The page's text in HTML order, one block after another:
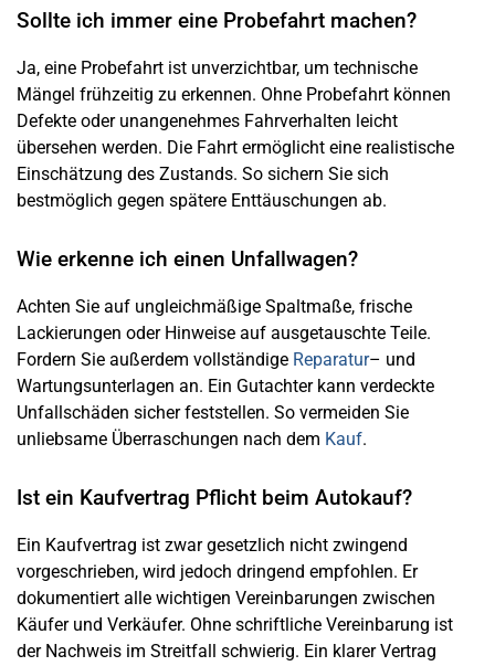
Sollte ich immer eine Probefahrt machen?
Ja, eine Probefahrt ist unverzichtbar, um technische
Mängel frühzeitig zu erkennen. Ohne Probefahrt können
Defekte oder unangenehmes Fahrverhalten leicht
übersehen werden. Die Fahrt ermöglicht eine realistische
Einschätzung des Zustands. So sichern Sie sich
bestmöglich gegen spätere Enttäuschungen ab.
Wie erkenne ich einen Unfallwagen?
Achten Sie auf ungleichmäßige Spaltmaße, frische
Lackierungen oder Hinweise auf ausgetauschte Teile.
Fordern Sie außerdem vollständige Reparatur– und
Wartungsunterlagen an. Ein Gutachter kann verdeckte
Unfallschäden sicher feststellen. So vermeiden Sie
unliebsame Überraschungen nach dem Kauf.
Ist ein Kaufvertrag Pflicht beim Autokauf?
Ein Kaufvertrag ist zwar gesetzlich nicht zwingend
vorgeschrieben, wird jedoch dringend empfohlen. Er
dokumentiert alle wichtigen Vereinbarungen zwischen
Käufer und Verkäufer. Ohne schriftliche Vereinbarung ist
der Nachweis im Streitfall schwierig. Ein klarer Vertrag